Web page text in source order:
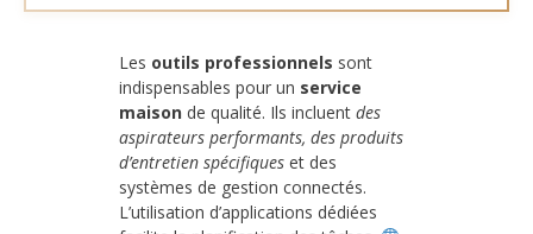
Les outils professionnels sont
indispensables pour un service
maison de qualité. Ils incluent des
aspirateurs performants, des produits
d’entretien spécifiques et des
systèmes de gestion connectés.
L’utilisation d’applications dédiées